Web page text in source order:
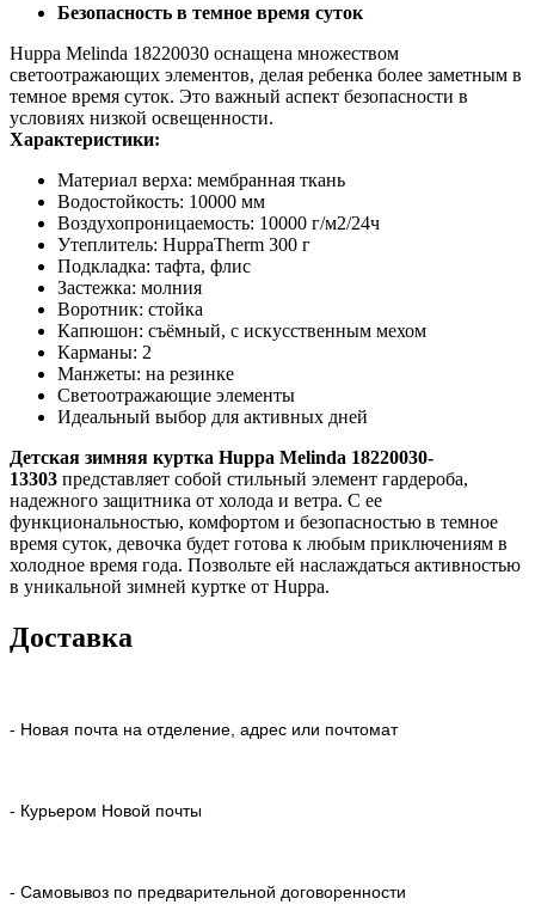
Безопасность в темное время суток
Huppa Melinda 18220030 оснащена множеством
светоотражающих элементов, делая ребенка более заметным в
темное время суток. Это важный аспект безопасности в
условиях низкой освещенности.
Характеристики:
Материал верха: мембранная ткань
Водостойкость: 10000 мм
Воздухопроницаемость: 10000 г/м2/24ч
Утеплитель: HuppaTherm 300 г
Подкладка: тафта, флис
Застежка: молния
Воротник: стойка
Капюшон: съёмный, с искусственным мехом
Карманы: 2
Манжеты: на резинке
Светоотражающие элементы
Идеальный выбор для активных дней
Детская зимняя куртка Huppa Melinda 18220030-
13303 представляет собой стильный элемент гардероба,
надежного защитника от холода и ветра. С ее
функциональностью, комфортом и безопасностью в темное
время суток, девочка будет готова к любым приключениям в
холодное время года. Позвольте ей наслаждаться активностью
в уникальной зимней куртке от Huppa.
Доставка
- Новая почта на отделение, адрес или почтомат
- Курьером Новой почты
- Самовывоз по предварительной договоренности